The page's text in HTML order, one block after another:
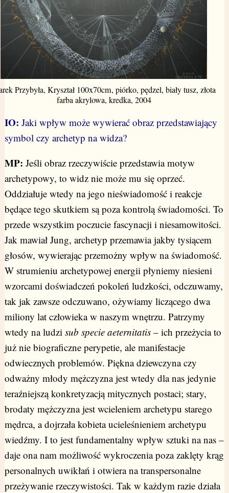
Przybyła, Kryształ 100x70cm, piórko, pędzel, biały tusz, złota
farba akrylowa, kredka, 2004
IO: Jaki wpływ może wywierać obraz przedstawiający
symbol czy archetyp na widza?
MP: Jeśli obraz rzeczywiście przedstawia motyw
archetypowy, to widz nie może mu się oprzeć.
Oddziałuje wtedy na jego nieświadomość i reakcje
będące tego skutkiem są poza kontrolą świadomości. To
przede wszystkim poczucie fascynacji i niesamowitości.
Jak mawiał Jung, archetyp przemawia jakby tysiącem
głosów, wywierając przemożny wpływ na świadomość.
W strumieniu archetypowej energii płyniemy niesieni
wzorcami doświadczeń pokoleń ludzkości, odczuwamy,
tak jak zawsze odczuwano, ożywiamy liczącego dwa
miliony lat człowieka w naszym wnętrzu. Patrzymy
wtedy na ludzi sub specie aeternitatis– ich przeżycia to
już nie biograficzne perypetie, ale manifestacje
odwiecznych problemów. Piękna dziewczyna czy
odważny młody mężczyzna jest wtedy dla nas jedynie
teraźniejszą konkretyzacją mitycznych postaci; stary,
brodaty mężczyzna jest wcieleniem archetypu starego
mędrca, a dojrzała kobieta ucieleśnieniem archetypu
wiedźmy. I to jest fundamentalny wpływ sztuki na nas –
daje ona nam możliwość wykroczenia poza zaklęty krąg
personalnych uwikłań i otwiera na transpersonalne
przeżywanie rzeczywistości. Tak w każdym razie działa